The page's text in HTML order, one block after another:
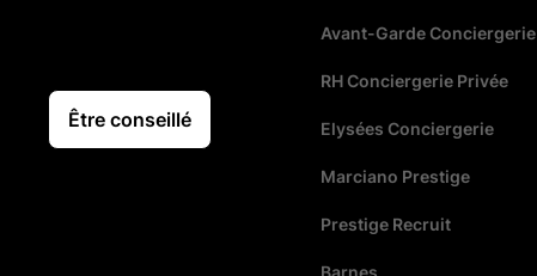
Être conseillé
Avant-Garde Conciergerie
RH Conciergerie Privée
Elysées Conciergerie
Marciano Prestige
Prestige Recruit
Barnes